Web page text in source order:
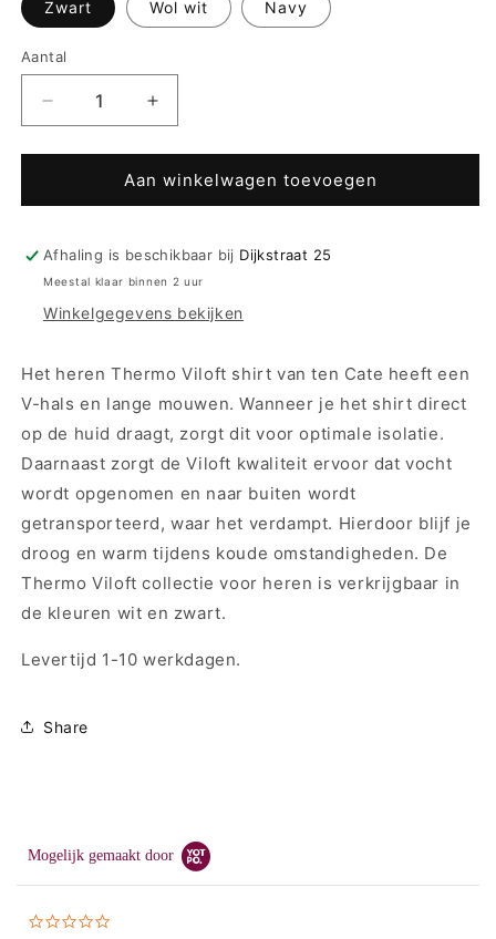
Zwart Wol wit Navy
Aantal
Aantal
verlagen
voor
Cate
heren
lange
V
Shirt
30246
Aantal
verhogen
voor
Ten
Cate
heren
lange
V
Shirt
30246
Aan winkelwagen toevoegen
Afhaling is beschikbaar bij Dijkstraat 25
Meestal klaar binnen 2 uur
Winkelgegevens bekijken
Het heren Thermo Viloft shirt van ten Cate heeft een
V-hals en lange mouwen. Wanneer je het shirt direct
op de huid draagt, zorgt dit voor optimale isolatie.
Daarnaast zorgt de Viloft kwaliteit ervoor dat vocht
wordt opgenomen en naar buiten wordt
getransporteerd, waar het verdampt. Hierdoor blijf je
droog en warm tijdens koude omstandigheden. De
Thermo Viloft collectie voor heren is verkrijgbaar in
de kleuren wit en zwart.
Levertijd 1-10 werkdagen.
Share
Mogelijk gemaakt door